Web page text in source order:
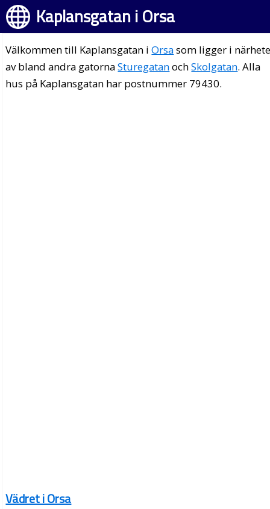
Kaplansgatan i Orsa
Välkommen till Kaplansgatan iOrsasom ligger i
av bland andra gatornaSturegatanochSkolgatan. Alla
hus på Kaplansgatan har postnummer 79430.
Vädret i Orsa